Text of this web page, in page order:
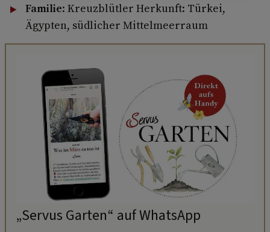
Familie: Kreuzblütler Herkunft: Türkei,
Ägypten, südlicher Mittelmeerraum
„Servus Garten“ auf WhatsApp